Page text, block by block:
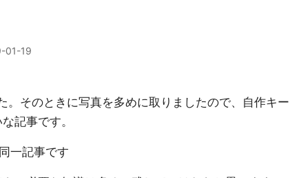
01-19
そのときに写真を多めに取りましたので、自作キー
記事です。
一記事です